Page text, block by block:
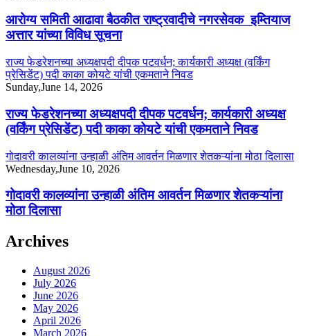
आरोग्य समिती आढावा बैठकीत राष्ट्रवादीचे नगरसेवक इम्तियाज
अत्तार यांच्या विविध सूचना
राज्य फेडरेशनच्या अध्यक्षपदी दीपक पटवर्धन; कार्यकारी अध्यक्ष (वर्किंग
प्रेसिडेंट) पदी काका कोयटे यांची एकमताने निवड
Sunday,June 14, 2026
राज्य फेडरेशनच्या अध्यक्षपदी दीपक पटवर्धन; कार्यकारी अध्यक्ष
(वर्किंग प्रेसिडेंट) पदी काका कोयटे यांची एकमताने निवड
गोदावरी कालव्यांना उन्हाळी अंतिम आवर्तन मिळणार शेतकऱ्यांना मोठा दिलासा
Wednesday,June 10, 2026
गोदावरी कालव्यांना उन्हाळी अंतिम आवर्तन मिळणार शेतकऱ्यांना
मोठा दिलासा
Archives
August 2026
July 2026
June 2026
May 2026
April 2026
March 2026